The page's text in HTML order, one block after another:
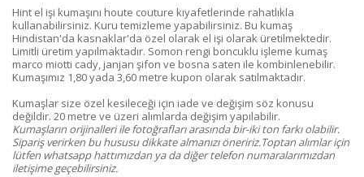
Hint el işi kumaşını houte couture kıyafetlerinde rahatlıkla
kullanabilirsiniz. Kuru temizleme yapabilirsiniz. Bu kumaş
Hindistan'da kasnaklar'da özel olarak el işi olarak üretilmektedir.
Limitli üretim yapılmaktadır. Somon rengi boncuklu işleme kumaş
marco miotti cady, janjan şifon ve bosna saten ile kombinlenebilir.
Kumaşımız 1,80 yada 3,60 metre kupon olarak satılmaktadır.
Kumaşlar size özel kesileceği için iade ve değişim söz konusu
değildir. 20 metre ve üzeri alımlarda değişim yapılabilir.
Kumaşların orijinalleri ile fotoğrafları arasında bir-iki ton farkı olabilir.
Sipariş verirken bu hususu dikkate almanızı öneririz.Toptan alımlar için
lütfen whatsapp hattımızdan ya da diğer telefon numaralarımızdan
iletişime geçebilirsiniz.